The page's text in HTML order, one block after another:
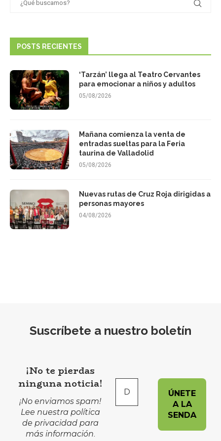
POSTS RECIENTES
‘Tarzán’ llega al Teatro Cervantes
para emocionar a niños y adultos
05/08/2026
Mañana comienza la venta de
entradas sueltas para la Feria
taurina de Valladolid
05/08/2026
Nuevas rutas de Cruz Roja dirigidas a
personas mayores
04/08/2026
Suscríbete a nuestro boletín
¡No te pierdas
ninguna noticia!
¡No enviamos spam!
Lee nuestra política
de privacidadpara
más información.